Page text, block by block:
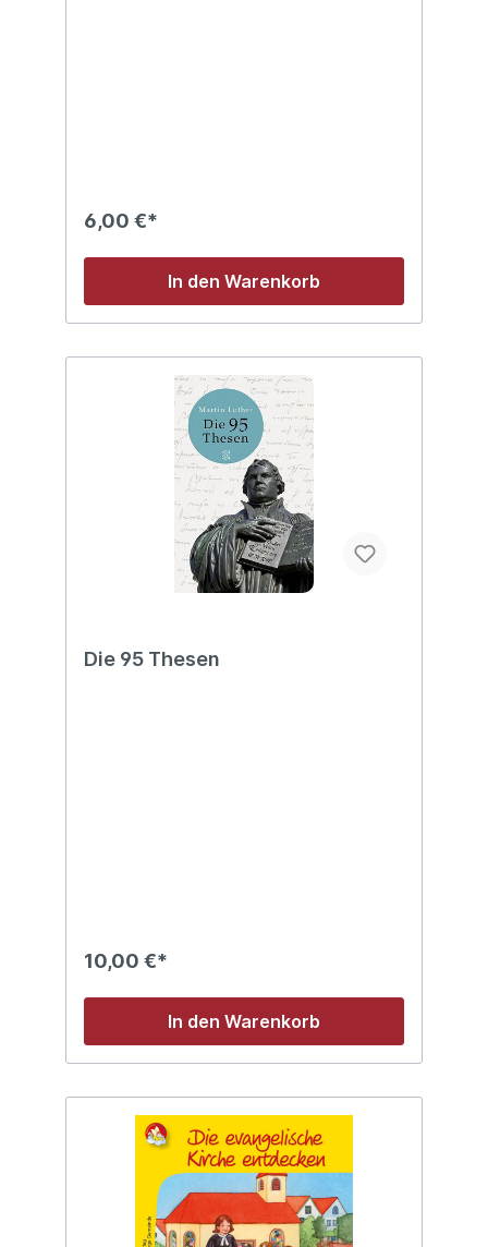
6,00 €*
In den Warenkorb
Die 95 Thesen
10,00 €*
In den Warenkorb